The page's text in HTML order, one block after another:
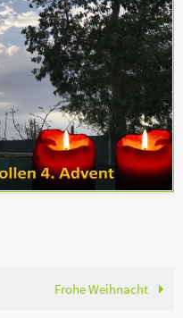
Frohe Weihnacht